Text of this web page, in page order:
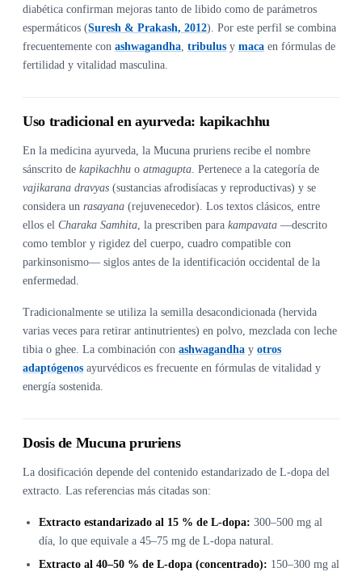
diabética confirman mejoras tanto de libido como de parámetros
espermáticos (Suresh & Prakash, 2012). Por este perfil se combina
frecuentemente con ashwagandha tribulus y maca en fórmulas de
fertilidad y vitalidad masculina.
Uso tradicional en ayurveda: kapikachhu
En la medicina ayurveda, la Mucuna pruriens recibe el nombre
sánscrito de kapikachhu o atmagupta . Pertenece a la categoría de
vajikarana dravyas (sustancias afrodisíacas y reproductivas) y se
considera un rasayana (rejuvenecedor). Los textos clásicos, entre
ellos el Charaka Samhita , la prescriben para kampavata —descrito
como temblor y rigidez del cuerpo, cuadro compatible con
parkinsonismo— siglos antes de la identificación occidental de la
enfermedad.
Tradicionalmente se utiliza la semilla desacondicionada (hervida
varias veces para retirar antinutrientes) en polvo, mezclada con leche
tibia o ghee. La combinación con ashwagandha y otros
adaptógenos ayurvédicos es frecuente en fórmulas de vitalidad y
energía sostenida.
Dosis de Mucuna pruriens
La dosificación depende del contenido estandarizado de L-dopa del
extracto. Las referencias más citadas son:
Extracto estandarizado al 15 % de L-dopa: 300–500 mg al
día, lo que equivale a 45–75 mg de L-dopa natural.
Extracto al 40–50 % de L-dopa (concentrado): 150–300 mg al